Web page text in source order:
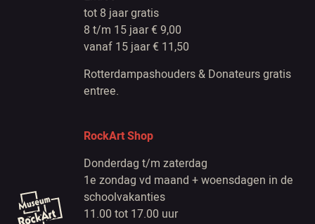
tot 8 jaar gratis
8 t/m 15 jaar € 9,00
vanaf 15 jaar € 11,50
Rotterdampashouders & Donateurs gratis
entree.
RockArt Shop
Donderdag t/m zaterdag
1e zondag vd maand + woensdagen in de
schoolvakanties
11.00 tot 17.00 uur